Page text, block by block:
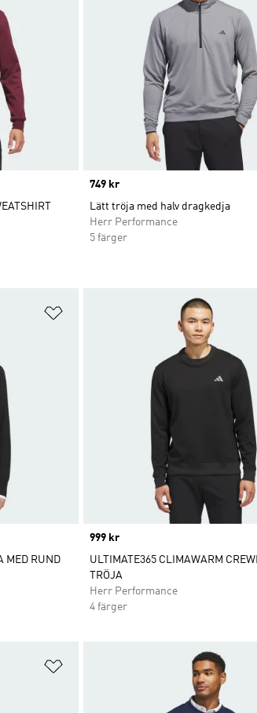
Price
749 kr
Lätt tröja med halv dragkedja
Herr Performance
5 färger
Lägg till på önskelistan
MED RUND
Price
999 kr
ULTIMATE365 CLIMAWARM
TRÖJA
Herr Performance
4 färger
Lägg till på önskelistan